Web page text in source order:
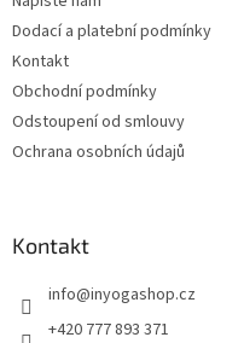
Dodací a platební podmínky
Kontakt
Obchodní podmínky
Odstoupení od smlouvy
Ochrana osobních údajů
Kontakt
info@inyogashop.cz
+420 777 893 371